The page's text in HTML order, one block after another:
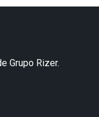
Grupo Rizer.